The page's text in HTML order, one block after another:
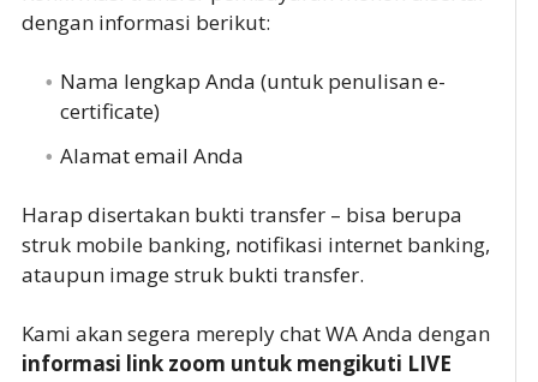
dengan informasi berikut:
Nama lengkap Anda (untuk penulisan e-
certificate)
Alamat email Anda
Harap disertakan bukti transfer – bisa berupa
struk mobile banking, notifikasi internet banking,
ataupun image struk bukti transfer.
Kami akan segera mereply chat WA Anda dengan
informasi link zoom untuk mengikuti LIVE